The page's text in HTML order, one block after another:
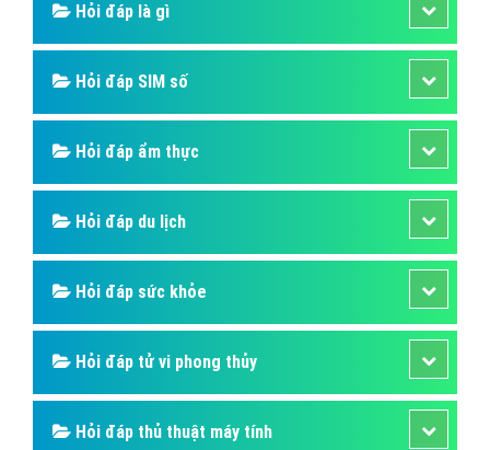
Hỏi đáp là gì
Hỏi đáp SIM số
Hỏi đáp ẩm thực
Hỏi đáp du lịch
Hỏi đáp sức khỏe
Hỏi đáp tử vi phong thủy
Hỏi đáp thủ thuật máy tính